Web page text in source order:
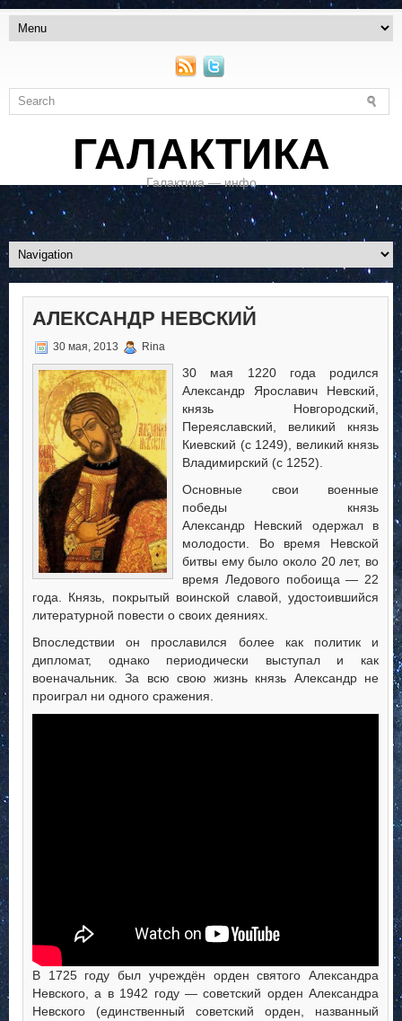
ГАЛАКТИКА
Галактика — инфо
АЛЕКСАНДР НЕВСКИЙ
30 мая, 2013 Rina
30 мая 1220 года родился
Александр Ярославич Невский,
князь Новгородский,
Переяславский, великий князь
Киевский (с 1249), великий князь
Владимирский (с 1252).
Основные свои военные
победы князь
Александр Невский одержал в
молодости. Во время Невской
битвы ему было около 20 лет, во
время Ледового побоища — 22
года. Князь, покрытый воинской славой, удостоившийся
литературной повести о своих деяниях.
Впоследствии он прославился более как политик и
дипломат, однако периодически выступал и как
военачальник. За всю свою жизнь князь Александр не
проиграл ни одного сражения.
В 1725 году был учреждён орден святого Александра
Невского, а в 1942 году — советский орден Александра
Невского (единственный советский орден, названный